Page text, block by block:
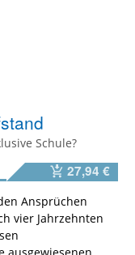
Schule?
27,94 €
Ansprüchen
vier Jahrzehnten